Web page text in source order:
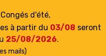
Congés d'été,
à partir du 03/08 seront
25/08/2026.
mails)